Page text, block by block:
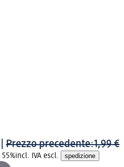
Prezzo precedente:1,99 €
incl. IVA escl. spedizione